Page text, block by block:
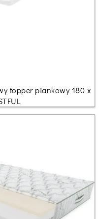
topper piankowy 180 x